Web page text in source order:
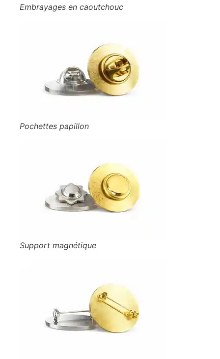
Embrayages en caoutchouc
Pochettes papillon
Support magnétique